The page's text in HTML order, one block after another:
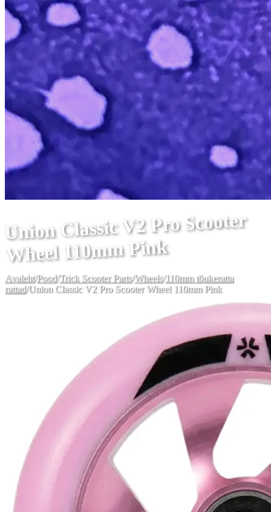
Union Classic V2 Pro Scooter
Wheel 110mm Pink
Avaleht/Pood/Trick Scooter Parts/Wheels/110mm tõukeratta
rattad/Union Classic V2 Pro Scooter Wheel 110mm Pink